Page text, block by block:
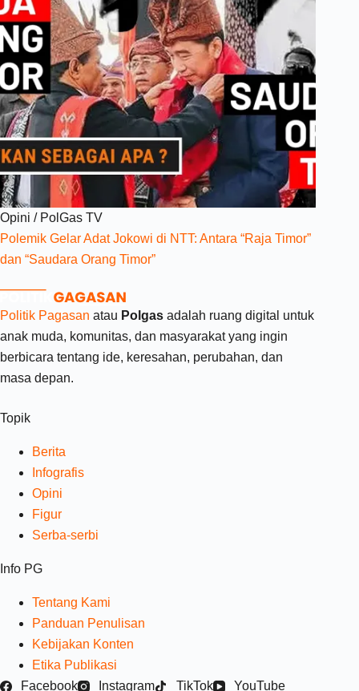
Opini / PolGas TV
Polemik Gelar Adat Jokowi di NTT: Antara “Raja Timor”
dan “Saudara Orang Timor”
Politik Pagasan atau Polgas adalah ruang digital untuk
anak muda, komunitas, dan masyarakat yang ingin
berbicara tentang ide, keresahan, perubahan, dan
masa depan.
Topik
Berita
Infografis
Opini
Figur
Serba-serbi
Info PG
Tentang Kami
Panduan Penulisan
Kebijakan Konten
Etika Publikasi
Facebook
Instagram TikTok YouTube